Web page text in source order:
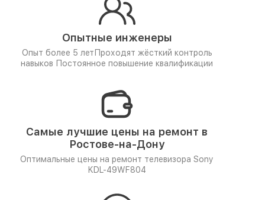
Опытные инженеры
Опыт более 5 лет Проходят жёсткий контроль
навыков Постоянное повышение квалификации
Самые лучшие цены на ремонт в
Ростове-на-Дону
Оптимальные цены на ремонт телевизора Sony
KDL-49WF804